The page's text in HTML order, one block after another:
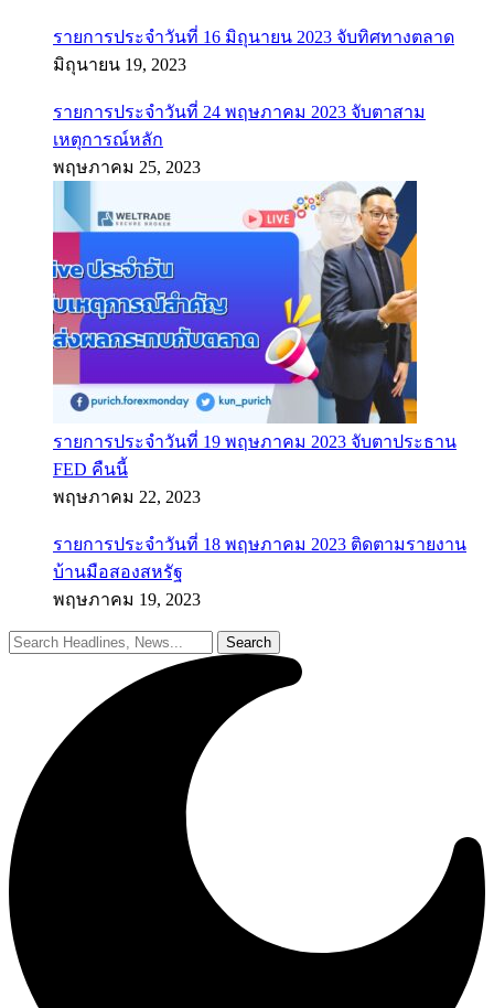
รายการประจำวันที่ 16 มิถุนายน 2023 จับทิศทางตลาด
มิถุนายน 19, 2023
รายการประจำวันที่ 24 พฤษภาคม 2023 จับตาสาม
เหตุการณ์หลัก
พฤษภาคม 25, 2023
รายการประจำวันที่ 19 พฤษภาคม 2023 จับตาประธาน
FED คืนนี้
พฤษภาคม 22, 2023
รายการประจำวันที่ 18 พฤษภาคม 2023 ติดตามรายงาน
บ้านมือสองสหรัฐ
พฤษภาคม 19, 2023